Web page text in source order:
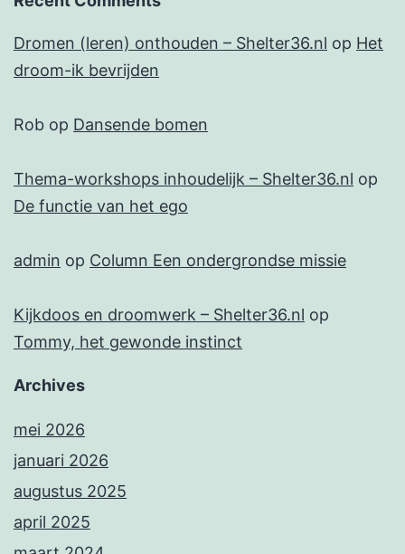
Dromen (leren) onthouden – Shelter36.nl op Het
droom-ik bevrijden
Rob op Dansende bomen
Thema-workshops inhoudelijk – Shelter36.nl op
De functie van het ego
admin op Column Een ondergrondse missie
Kijkdoos en droomwerk – Shelter36.nl op
Tommy, het gewonde instinct
Archives
mei 2026
januari 2026
augustus 2025
april 2025